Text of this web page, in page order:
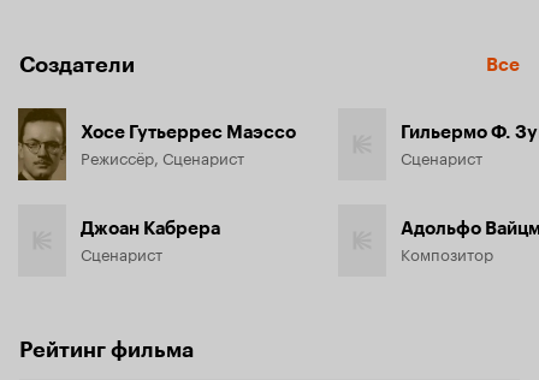
Создатели Все
Хосе Гутьеррес Маэссо
Режиссёр, Сценарист
Джоан Кабрера
Сценарист
Гильермо Ф.
Сценарист
Адольфо
Композитор
Рейтинг фильма